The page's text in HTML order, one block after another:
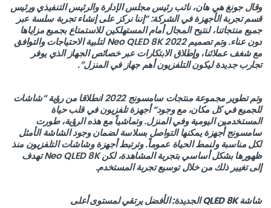
وقال جونغ هي هان، نائب رئيس مجلس الإدارة والرئيس التنفيذي ورئيس
قسم تجربة الأجهزة في الشركة: “إننا نركز على إنشاء تجربة سلسة عبر
جميع منتجاتنا، لنتيح المجال أمام المستهلكين للاستمتاع بجميع مزاياها
دون عناء. وتم تصميم 2022 Neo QLED 8K لتلبية الاحتياجات والتوافق
مع شغف عملائنا، وإطلاق الابتكارات عبر خصائص الجهاز الذي يوفر
تجارب جديدة ليكون التلفزيون أهم جهاز في المنزل”.
وتم تطوير مجموعة منتجات سامسونج 2022 انطلاقا من رؤية “شاشات
للجميع في كل مكان، مع وجود“ أجهزة تلفزيون في قلب حياة
المستخدمين اليومية وفي المنزل. وتماشياً مع هذه الرؤية، طورت
سامسونج أجهزة يمكنها التواصل بسلاسة لضمان وجود الشاشة الأمثل
لكل مناسبة ولنمط الحياة عموماً. وترتبط أجهزة وشاشات التلفزيون منذ
ظهورها بشكل أساسي بتجربة المشاهدة، لكن Neo QLED 8K تهدف
إلى تغيير ذلك من خلال توسيع تجربة المستخدم.
شاشةQLED 8Kالجديدة: الأفضل يرتقي لمستوى أعلى